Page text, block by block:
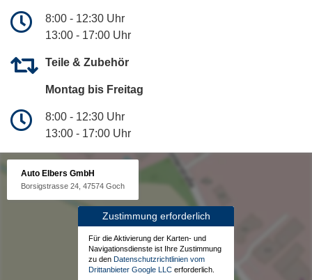
8:00 - 12:30 Uhr
13:00 - 17:00 Uhr
Teile & Zubehör
Montag bis Freitag
8:00 - 12:30 Uhr
13:00 - 17:00 Uhr
Auto Elbers GmbH
Borsigstrasse 24, 47574 Goch
Zustimmung erforderlich
Für die Aktivierung der Karten- und
Navigationsdienste ist Ihre Zustimmung
zu den Datenschutzrichtlinien vom
Drittanbieter Google LLC erforderlich.